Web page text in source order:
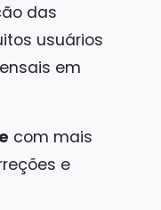
das
usuários
em
com mais
e